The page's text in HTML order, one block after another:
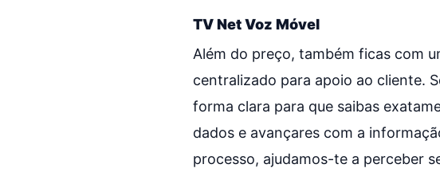
TV Net Voz Móvel
Além do preço, também ficas com
centralizado para apoio ao cliente.
forma clara para que saibas
dados e avançares com a
processo, ajudamos-te a perceber